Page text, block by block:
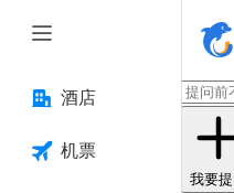
酒店
机票
我要